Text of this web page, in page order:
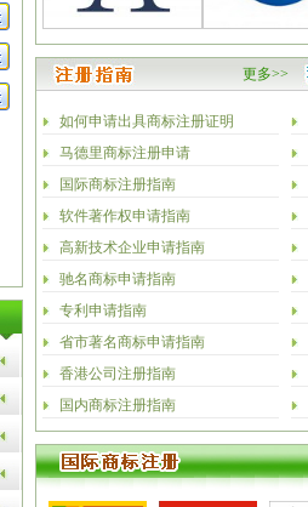
更多>>
如何申请出具商标注册证明
马德里商标注册申请
国际商标注册指南
软件著作权申请指南
高新技术企业申请指南
驰名商标申请指南
专利申请指南
省市著名商标申请指南
香港公司注册指南
国内商标注册指南